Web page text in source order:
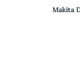
Makita